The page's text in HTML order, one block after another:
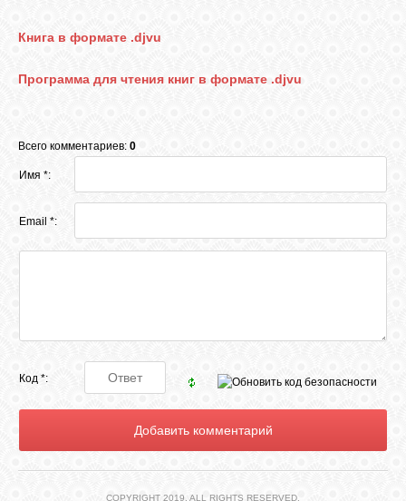
Книга в формате .djvu
Программа для чтения книг в формате .djvu
Всего комментариев: 0
Имя *:
Email *:
Код *:
COPYRIGHT 2019. ALL RIGHTS RESERVED.